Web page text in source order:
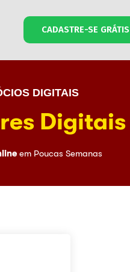
CADASTRE-SE GRÁTIS
DIGITAIS
Digitais
em Poucas Semanas